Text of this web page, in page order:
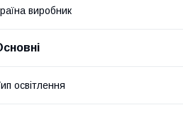
виробник
освітлення